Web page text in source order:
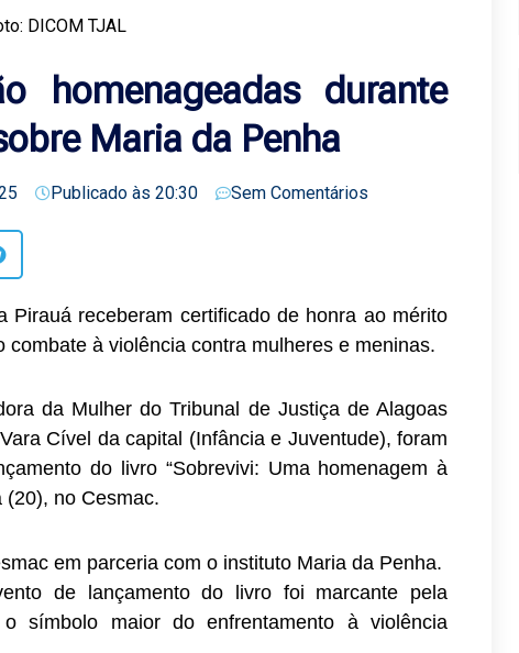
DICOM TJAL
homenageadas durante
Maria da Penha
Publicado às 20:30 Sem Comentários
Pirauá receberam certificado de honra ao mérito
à violência contra mulheres e meninas.
da Mulher do Tribunal de Justiça de Alagoas
Cível da capital (Infância e Juventude), foram
do livro “Sobrevivi: Uma homenagem à
(20), no Cesmac.
em parceria com o instituto Maria da Penha.
de lançamento do livro foi marcante pela
símbolo maior do enfrentamento à violência